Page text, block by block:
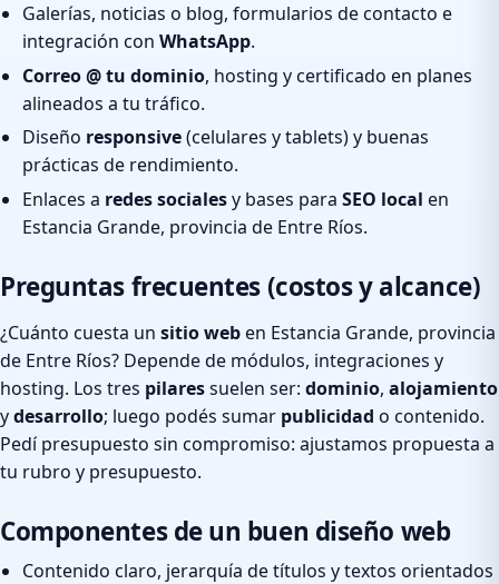
Galerías, noticias o blog, formularios de contacto e
integración con WhatsApp.
Correo @ tu dominio, hosting y certificado en planes
alineados a tu tráfico.
Diseño responsive(celulares y tablets) y buenas
prácticas de rendimiento.
Enlaces a redes socialesy bases para SEO local en
Estancia Grande, provincia de Entre Ríos.
Preguntas frecuentes (costos y alcance)
¿Cuánto cuesta un sitio weben Estancia Grande, provincia
de Entre Ríos? Depende de módulos, integraciones y
hosting. Los tres pilaressuelen ser: dominio, alojamiento
ydesarrollo; luego podés sumar publicidad o contenido.
Pedí presupuesto sin compromiso: ajustamos propuesta a
tu rubro y presupuesto.
Componentes de un buen diseño web
Contenido claro, jerarquía de títulos y textos orientados